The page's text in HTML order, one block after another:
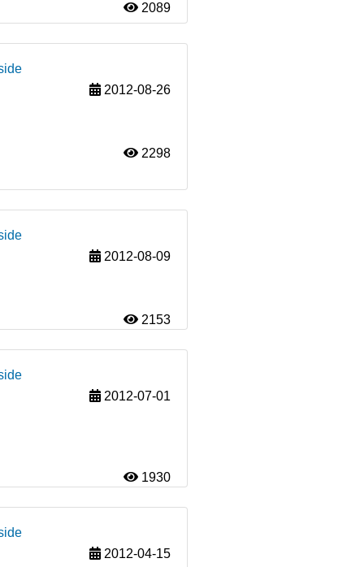
2089
2012-08-26
2298
2012-08-09
2153
2012-07-01
1930
2012-04-15